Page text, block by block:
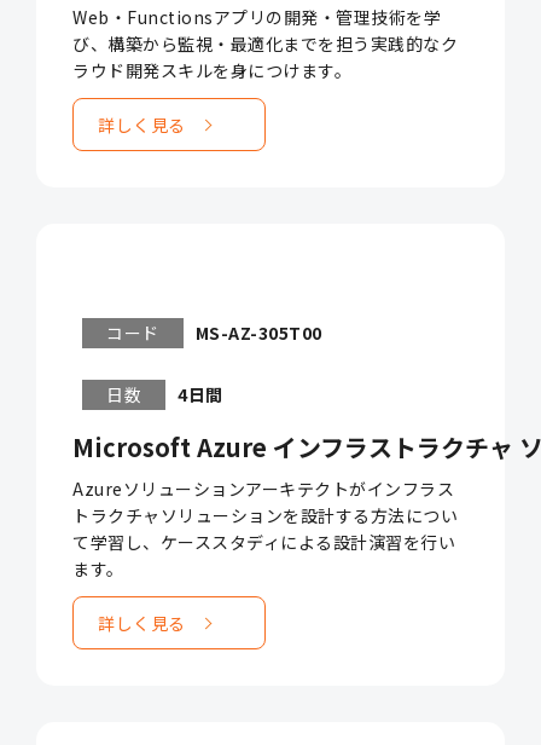
Web・Functionsアプリの開発・管理技術を学
び、構築から監視・最適化までを担う実践的なク
ラウド開発スキルを身につけます。
詳しく見る
コード MS-AZ-305T00
日数 4日間
Microsoft Azure インフラストラクチャ
Azureソリューションアーキテクトがインフラス
トラクチャソリューションを設計する方法につい
て学習し、ケーススタディによる設計演習を行い
ます。
詳しく見る